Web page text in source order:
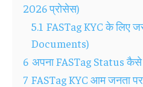
2026 प्रोसेस)
5.1 FASTag KYC के लिए
Documents)
6 अपना FASTag Status
7 FASTag KYC आम जनता